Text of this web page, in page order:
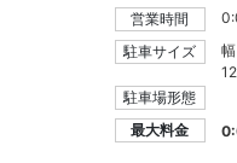
営業時間
駐車サイズ
駐車場形態
最大料金